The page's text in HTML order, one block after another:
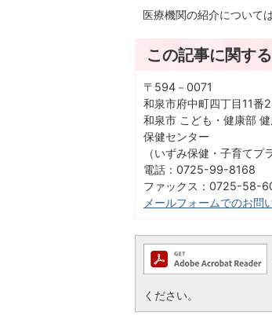
医療機関の紹介について
この記事に関す
〒594－0071
和泉市府中町四丁目11番
和泉市 こども・健康部
保健センター
（いずみ保健・子育てプ
電話：0725-99-8168
ファックス：0725-58-
メールフォームでのお問
ください。